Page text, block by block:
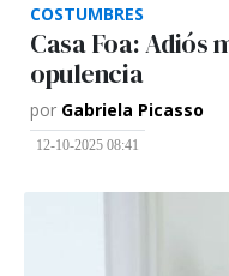
COSTUMBRES
Casa Foa: Adiós
opulencia
por Gabriela Picasso
12-10-2025 08:41